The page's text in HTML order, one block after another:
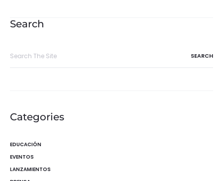
entradas
Search
Categories
EDUCACIÓN
EVENTOS
LANZAMIENTOS